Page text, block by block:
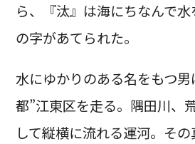
ら、『汰』は海にちなんで
の字があてられた。
水にゆかりのある名をもつ男
都”江東区を走る。隅田川、
して縦横に流れる運河。そ